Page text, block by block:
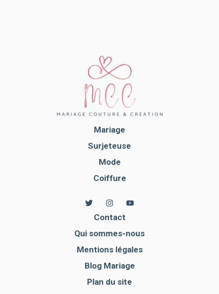
Mariage
Surjeteuse
Mode
Coiffure
Contact
Qui sommes-nous
Mentions légales
Blog Mariage
Plan du site